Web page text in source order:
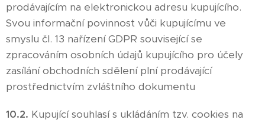
prodávajícím na elektronickou adresu kupujícího.
Svou informační povinnost vůči kupujícímu ve
smyslu čl. 13 nařízení GDPR související se
zpracováním osobních údajů kupujícího pro účely
zasílání obchodních sdělení plní prodávající
prostřednictvím zvláštního dokumentu
10.2. Kupující souhlasí s ukládáním tzv. cookies na